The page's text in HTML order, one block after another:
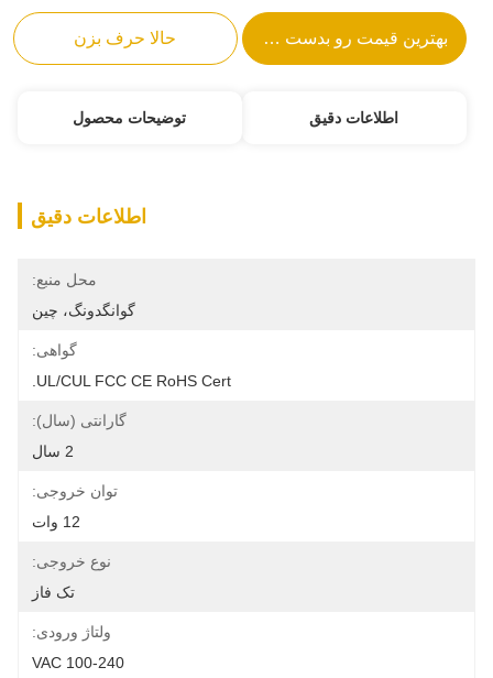
بهترین قیمت رو بدست بیار حالا حرف بزن
اطلاعات دقیق توضیحات محصول
اطلاعات دقیق
محل منبع:
گوانگدونگ، چین
گواهی:
UL/cUL FCC CE RoHS Cert.
گارانتی (سال):
2 سال
توان خروجی:
12 وات
نوع خروجی:
تک فاز
ولتاژ ورودی:
100-240 VAC